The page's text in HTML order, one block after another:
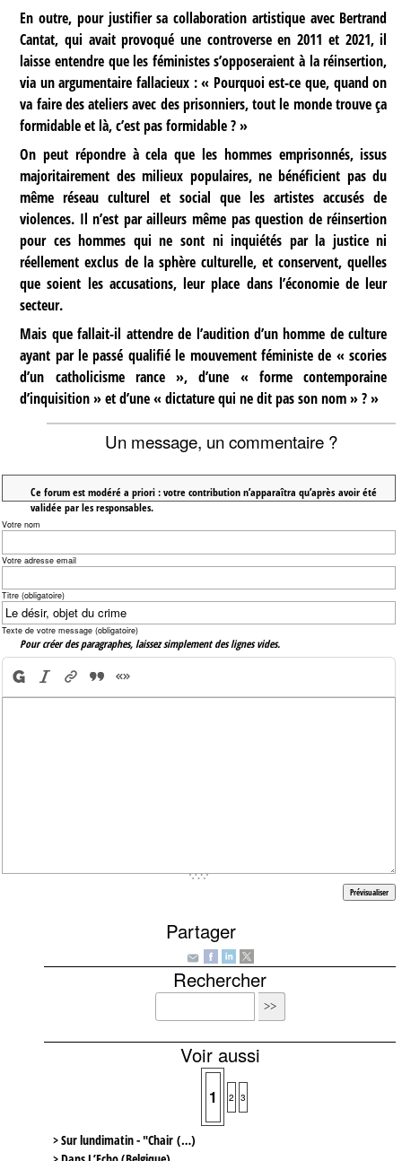
En outre, pour justifier sa collaboration artistique avec Bertrand
Cantat, qui avait provoqué une controverse en 2011 et 2021, il
laisse entendre que les féministes s’opposeraient à la réinsertion,
via un argumentaire fallacieux : « Pourquoi est-ce que, quand on
va faire des ateliers avec des prisonniers, tout le monde trouve ça
formidable et là, c’est pas formidable ? »
On peut répondre à cela que les hommes emprisonnés, issus
majoritairement des milieux populaires, ne bénéficient pas du
même réseau culturel et social que les artistes accusés de
violences. Il n’est par ailleurs même pas question de réinsertion
pour ces hommes qui ne sont ni inquiétés par la justice ni
réellement exclus de la sphère culturelle, et conservent, quelles
que soient les accusations, leur place dans l’économie de leur
secteur.
Mais que fallait-il attendre de l’audition d’un homme de culture
ayant par le passé qualifié le mouvement féministe de « scories
d’un catholicisme rance », d’une « forme contemporaine
d’inquisition » et d’une « dictature qui ne dit pas son nom » ? »
Un message, un commentaire ?
Ce forum est modéré a priori : votre contribution n’apparaîtra qu’après avoir été
validée par les responsables.
Votre nom
Votre adresse email
Titre (obligatoire)
Texte de votre message (obligatoire)
Pour créer des paragraphes, laissez simplement des lignes vides.
Partager
Rechercher
Voir aussi
1 2 3
> Sur lundimatin - "Chair (…)